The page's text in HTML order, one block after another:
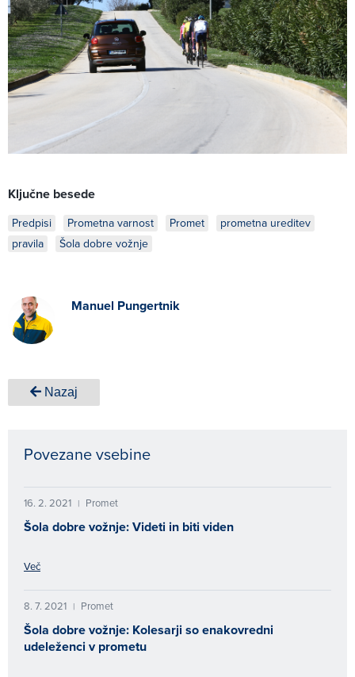
Ključne besede
Predpisi Prometna varnost Promet
prometna ureditev
pravila
Šola dobre vožnje
Manuel Pungertnik
Nazaj
Povezane vsebine
16. 2. 2021 | Promet
Šola dobre vožnje: Videti in biti viden
Več
8. 7. 2021 | Promet
Šola dobre vožnje: Kolesarji so enakovredni
udeleženci v prometu